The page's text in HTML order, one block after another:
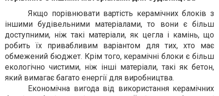
Якщо порівнювати вартість керамічних блоків з
іншими будівельними матеріалами, то вони є більш
доступними, ніж такі матеріали, як цегла і камінь, що
робить їх привабливим варіантом для тих, хто має
обмежений бюджет. Крім того, керамічні блоки є більш
екологічно чистими, ніж інші матеріали, такі як бетон,
який вимагає багато енергії для виробництва.
Економічна вигода від використання керамічних